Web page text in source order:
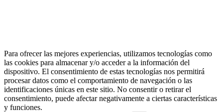
Para ofrecer las mejores experiencias, utilizamos tecnologías como
las cookies para almacenar y/o acceder a la información del
dispositivo. El consentimiento de estas tecnologías nos permitirá
procesar datos como el comportamiento de navegación o las
identificaciones únicas en este sitio. No consentir o retirar el
consentimiento, puede afectar negativamente a ciertas características
y funciones.